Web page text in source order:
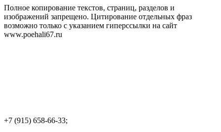
Полное копирование текстов, страниц, разделов и
изображений запрещено. Цитирование отдельных фраз
возможно только с указанием гиперссылки на сайт
www.poehali67.ru
+7 (915) 658-66-33;